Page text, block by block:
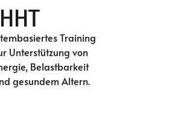
Training
Unterstützung von
Belastbarkeit
gesundem Altern.